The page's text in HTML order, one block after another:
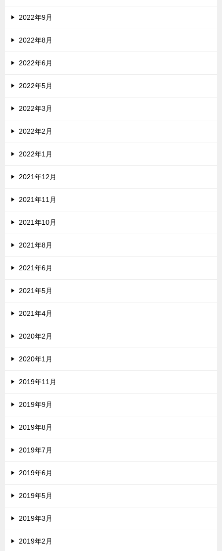
2022年9月
2022年8月
2022年6月
2022年5月
2022年3月
2022年2月
2022年1月
2021年12月
2021年11月
2021年10月
2021年8月
2021年6月
2021年5月
2021年4月
2020年2月
2020年1月
2019年11月
2019年9月
2019年8月
2019年7月
2019年6月
2019年5月
2019年3月
2019年2月